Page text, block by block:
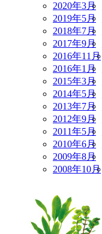
2020年3月
2019年5月
2018年7月
2017年9月
2016年11月
2016年1月
2015年3月
2014年5月
2013年7月
2012年9月
2011年5月
2010年6月
2009年8月
2008年10月